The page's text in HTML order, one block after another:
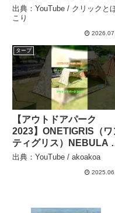
層 防風 防雨性 防災用
外し可能なアウターター
付き 耐水圧 設営簡単
ンプ – クリックとほっ
出典：YouTube / クリックと
こり
タープ
【アウトドアパーク
2023】ONETIGRIS（ワ
ティグリス）NEBULA
ャンプテント 参考出品の
出典：YouTube / akoakoa